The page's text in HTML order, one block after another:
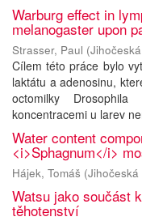
Warburg effect in
melanogaster upon
Strasser, Paul (
Cílem této práce bylo
laktátu a adenosinu,
octomilky
koncentracemi u larev
Water content
<i>Sphagnum</i>
Hájek, Tomáš (
Watsu jako součást
těhotenství